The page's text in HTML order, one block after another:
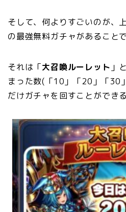
そして、何よりすごいのが、
の最強無料ガチャがあることで
それは「大召喚ルーレット 」
まった数(「10」「20」「30
だけガチャを回すことができ